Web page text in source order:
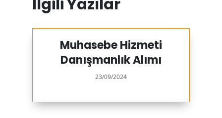
İlgili Yazılar
Muhasebe Hizmeti
Danışmanlık Alımı
23/09/2024